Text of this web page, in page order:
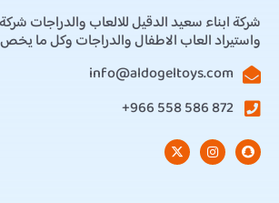
شركة ابناء سعيد الدقيل للالعاب والدراجات
واستيراد العاب الاطفال والدراجات وكل ما
info@aldogeltoys.com
872 586 558 966+